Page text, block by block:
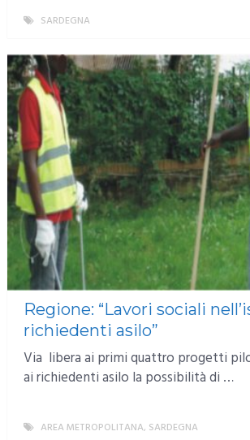
SARDEGNA
Regione: “Lavori sociali
richiedenti asilo”
Via libera ai primi quattro progetti
ai richiedenti asilo la possibilità di …
AREA METROPOLITANA, SARDEGNA